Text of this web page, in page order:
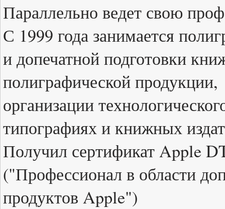
Параллельно ведет свою
С 1999 года занимается
и допечатной подготовки
полиграфической продукции,
организации
типографиях и книжных
Получил сертификат Apple
("Профессионал в области
продуктов Apple")